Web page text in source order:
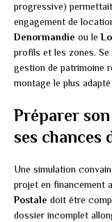
progressive)
engagement de
Denormandie ou le
profils et les zones.
gestion de patrimoine
montage le plus
Préparer
ses chances
Une simulation
projet en financement
Postale doit être
dossier incomplet